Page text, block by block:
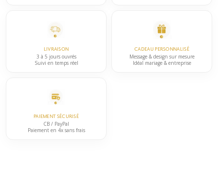
du
produit
LIVRAISON
3 à 5 jours ouvrés
Suivi en temps réel
CADEAU PERSONNALISÉ
Message & design sur mesure
Idéal mariage & entreprise
PAIEMENT SÉCURISÉ
CB / PayPal
Paiement en 4x sans frais